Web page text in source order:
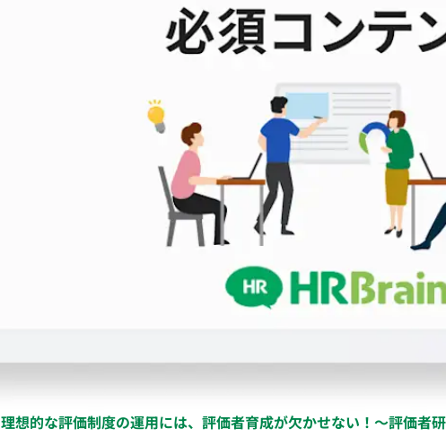
理想的な評価制度の運用には、評価者育成が欠かせない！〜評価者